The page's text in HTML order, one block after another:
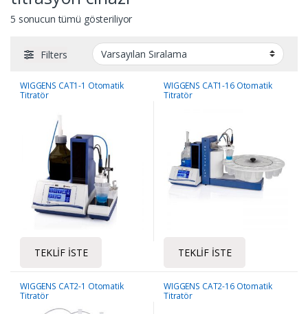
5 sonucun tümü gösteriliyor
Filters
WIGGENS CAT1-1 Otomatik
Titratör
TEKLIF İSTE
WIGGENS CAT1-16 Otomatik
Titratör
TEKLIF İSTE
WIGGENS CAT2-1 Otomatik
Titratör
WIGGENS CAT2-16 Otomatik
Titratör